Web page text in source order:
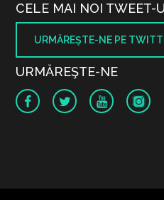
CELE MAI NOI TWEET-
URMĂREŞTE-NE PE
URMĂREŞTE-NE